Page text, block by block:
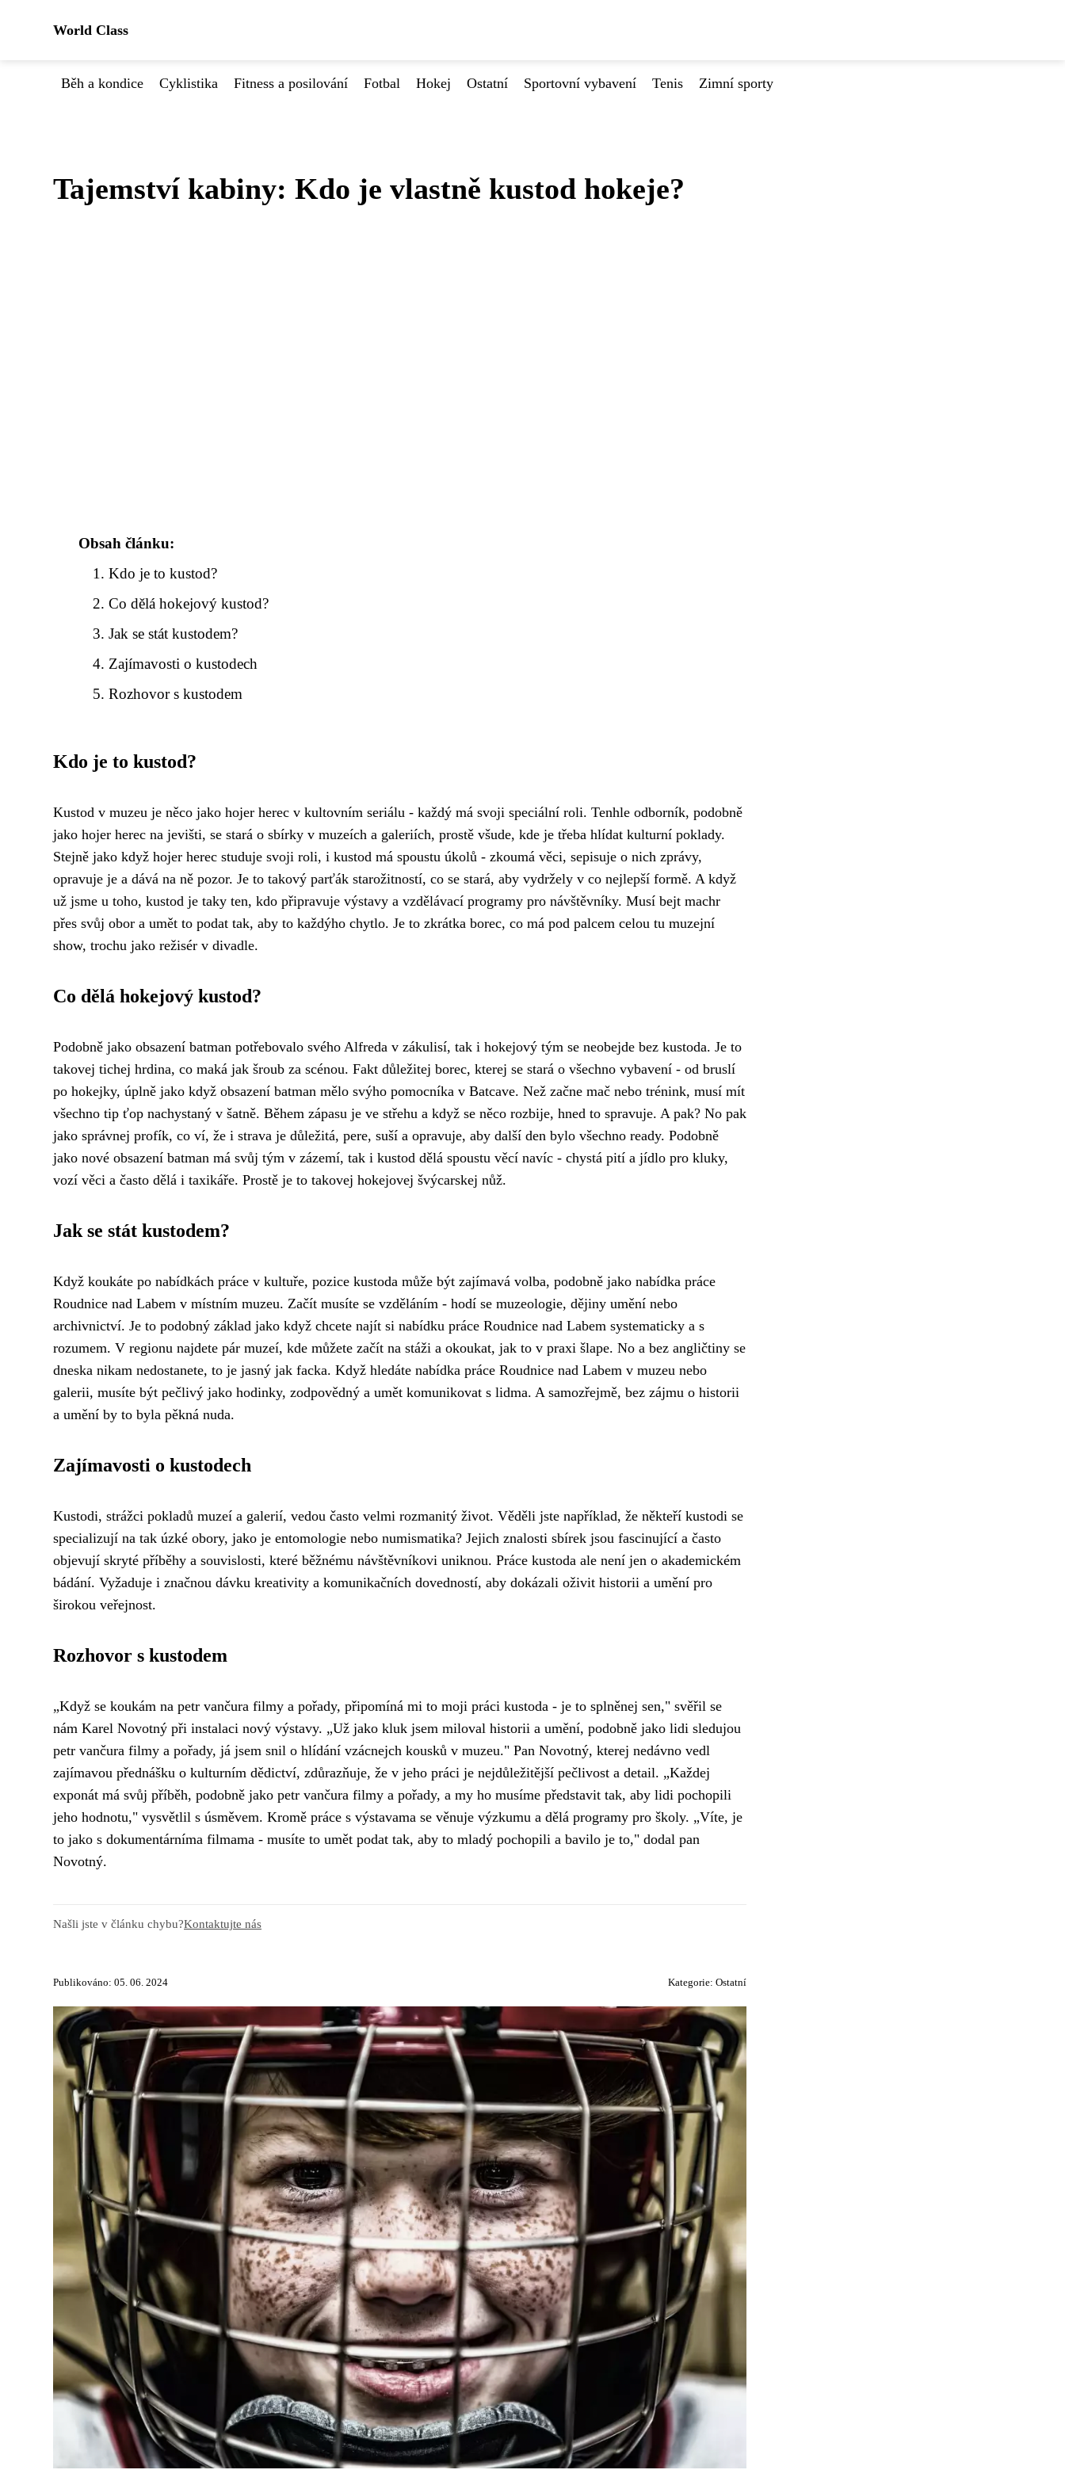
World Class
Běh a kondice Cyklistika Fitness a posilování Fotbal Hokej Ostatní Sportovní vybavení Tenis Zimní sporty
Tajemství kabiny: Kdo je vlastně kustod hokeje?
Obsah článku:
Kdo je to kustod?
Co dělá hokejový kustod?
Jak se stát kustodem?
Zajímavosti o kustodech
Rozhovor s kustodem
Kdo je to kustod?
Kustod v muzeu je něco jako hojer herec v kultovním seriálu - každý má svoji speciální roli. Tenhle odborník, podobně
jako hojer herec na jevišti, se stará o sbírky v muzeích a galeriích, prostě všude, kde je třeba hlídat kulturní poklady.
Stejně jako když hojer herec studuje svoji roli, i kustod má spoustu úkolů - zkoumá věci, sepisuje o nich zprávy,
opravuje je a dává na ně pozor. Je to takový parťák starožitností, co se stará, aby vydržely v co nejlepší formě. A když
už jsme u toho, kustod je taky ten, kdo připravuje výstavy a vzdělávací programy pro návštěvníky. Musí bejt machr
přes svůj obor a umět to podat tak, aby to každýho chytlo. Je to zkrátka borec, co má pod palcem celou tu muzejní
show, trochu jako režisér v divadle.
Co dělá hokejový kustod?
Podobně jako obsazení batman potřebovalo svého Alfreda v zákulisí, tak i hokejový tým se neobejde bez kustoda. Je to
takovej tichej hrdina, co maká jak šroub za scénou. Fakt důležitej borec, kterej se stará o všechno vybavení - od bruslí
po hokejky, úplně jako když obsazení batman mělo svýho pomocníka v Batcave. Než začne mač nebo trénink, musí mít
všechno tip ťop nachystaný v šatně. Během zápasu je ve střehu a když se něco rozbije, hned to spravuje. A pak? No pak
jako správnej profík, co ví, že i strava je důležitá, pere, suší a opravuje, aby další den bylo všechno ready. Podobně
jako nové obsazení batman má svůj tým v zázemí, tak i kustod dělá spoustu věcí navíc - chystá pití a jídlo pro kluky,
vozí věci a často dělá i taxikáře. Prostě je to takovej hokejovej švýcarskej nůž.
Jak se stát kustodem?
Když koukáte po nabídkách práce v kultuře, pozice kustoda může být zajímavá volba, podobně jako nabídka práce
Roudnice nad Labem v místním muzeu. Začít musíte se vzděláním - hodí se muzeologie, dějiny umění nebo
archivnictví. Je to podobný základ jako když chcete najít si nabídku práce Roudnice nad Labem systematicky a s
rozumem. V regionu najdete pár muzeí, kde můžete začít na stáži a okoukat, jak to v praxi šlape. No a bez angličtiny se
dneska nikam nedostanete, to je jasný jak facka. Když hledáte nabídka práce Roudnice nad Labem v muzeu nebo
galerii, musíte být pečlivý jako hodinky, zodpovědný a umět komunikovat s lidma. A samozřejmě, bez zájmu o historii
a umění by to byla pěkná nuda.
Zajímavosti o kustodech
Kustodi, strážci pokladů muzeí a galerií, vedou často velmi rozmanitý život. Věděli jste například, že někteří kustodi se
specializují na tak úzké obory, jako je entomologie nebo numismatika? Jejich znalosti sbírek jsou fascinující a často
objevují skryté příběhy a souvislosti, které běžnému návštěvníkovi uniknou. Práce kustoda ale není jen o akademickém
bádání. Vyžaduje i značnou dávku kreativity a komunikačních dovedností, aby dokázali oživit historii a umění pro
širokou veřejnost.
Rozhovor s kustodem
„Když se koukám na petr vančura filmy a pořady, připomíná mi to moji práci kustoda - je to splněnej sen," svěřil se
nám Karel Novotný při instalaci nový výstavy. „Už jako kluk jsem miloval historii a umění, podobně jako lidi sledujou
petr vančura filmy a pořady, já jsem snil o hlídání vzácnejch kousků v muzeu." Pan Novotný, kterej nedávno vedl
zajímavou přednášku o kulturním dědictví, zdůrazňuje, že v jeho práci je nejdůležitější pečlivost a detail. „Každej
exponát má svůj příběh, podobně jako petr vančura filmy a pořady, a my ho musíme představit tak, aby lidi pochopili
jeho hodnotu," vysvětlil s úsměvem. Kromě práce s výstavama se věnuje výzkumu a dělá programy pro školy. „Víte, je
to jako s dokumentárníma filmama - musíte to umět podat tak, aby to mladý pochopili a bavilo je to," dodal pan
Novotný.
Našli jste v článku chybu?Kontaktujte nás
Publikováno: 05. 06. 2024 Kategorie: Ostatní